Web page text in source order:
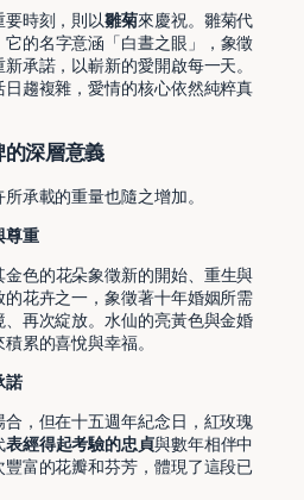
要時刻，則以雛菊來慶祝。雛菊代
它的名字意涵「白晝之眼」，象徵
承諾，以嶄新的愛開啟每一天。
趨複雜，愛情的核心依然純粹真
深層意義
承載的重量也隨之增加。
尊重
金色的花朵象徵新的開始、重生與
花卉之一，象徵著十年婚姻所需
再次綻放。水仙的亮黃色與金婚
累的喜悅與幸福。
諾
，但在十五週年紀念日，紅玫瑰
表經得起考驗的忠貞與數年相伴中
富的花瓣和芬芳，體現了這段已